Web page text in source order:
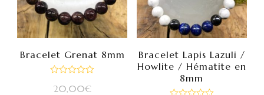
Bracelet Grenat 8mm
20,00€
Bracelet Lapis Lazuli /
Howlite / Hématite en
8mm